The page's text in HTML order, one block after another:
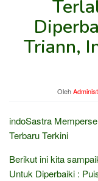
Triann,
Oleh
indoSastra
Terbaru Terkini
Berikut ini kita
Untuk Diperbaiki :